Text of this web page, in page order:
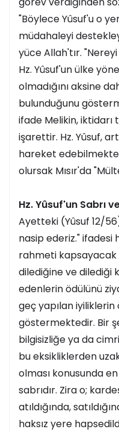
"Böylece Yûsuf'u o
müdahaleyi
yüce Allah'tır.
Hz. Yûsuf'un ülke
olmadığını aksine
bulunduğunu
ifade Melikin, iktidarı
işarettir. Hz. Yûsuf,
hareket
olursak Mısır'da
Hz. Yûsuf'un Sabrı
Ayetteki (Yûsuf 12/
nasip ederiz."
rahmeti
dilediğine ve dilediği
edenlerin ödülünü
geç yapılan
göstermektedir. Bir
bilgisizliğe ya da
bu eksikliklerden
olması konusunda
sabrıdır. Zira o;
atıldığında,
haksız yere